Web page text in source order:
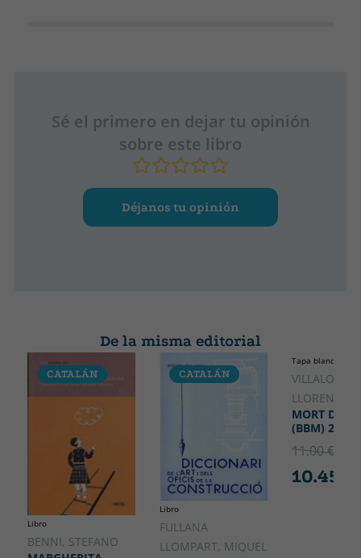
Sé el primero en dejar tu opinión
sobre este libro
Déjanos tu opinión
De la misma editorial
CATALÁN
Libro
BENNI, STEFANO
CATALÁN
Libro
FULLANA
LLOMPART, MIQUEL
CATALÁN
Tapa blanda o
VILLALONGA,
LLORENÇ
MORT DE
(BBM) 2A
11.00 €
10.45 €